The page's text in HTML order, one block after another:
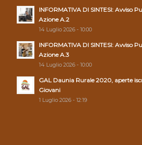
INFORMATIVA DI SINTESI: Avviso
Azione A.2
14 Luglio 2026 - 10:00
INFORMATIVA DI SINTESI: Avviso
Azione A.3
14 Luglio 2026 - 10:00
GAL Daunia Rurale 2020, aperte
Giovani
1 Luglio 2026 - 12:19